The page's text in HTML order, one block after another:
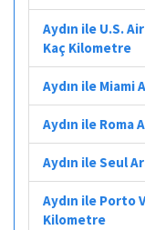
Aydın ile U.S.
Kaç Kilometre
Aydın ile Miami
Aydın ile Roma
Aydın ile Seul
Aydın ile Porto
Kilometre